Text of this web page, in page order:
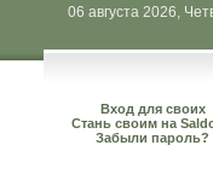
06 августа 2026,
Вход для своих
Стань своим на
Забыли пароль?